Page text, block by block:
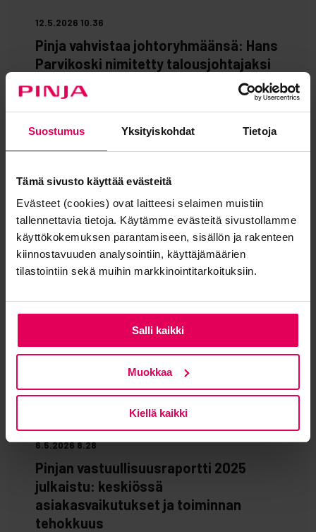
Suostumus Yksityiskohdat Tietoja
Tämä sivusto käyttää evästeitä
Evästeet (cookies) ovat laitteesi selaimen muistiin
tallennettavia tietoja. Käytämme evästeitä sivustollamme
käyttökokemuksen parantamiseen, sisällön ja rakenteen
kiinnostavuuden analysointiin, käyttäjämäärien
tilastointiin sekä muihin markkinointitarkoituksiin.
Salli kaikki
Muokkaa
Kiellä kaikki
12.5.2026 10.36
Pinja vahvistaa johtoryhmäänsä: Hans
Parvikoski nimitetty talousjohtajaksi
Hans Parvikoski on nimitetty Pinjan talousjohtajaksi
(CFO). Hän aloitti tehtävässään ja yhtiön johtoryhmän
jäsenenä 1. ...
6.5.2026 8.28
Pinjan vastuullisuusraportti 2025
julkaistu: keskiössä
asiakasvaikutukset ja toiminnan
tehokkuus